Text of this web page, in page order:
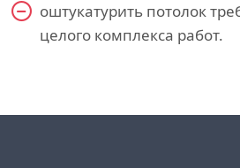
оштукатурить потолок
целого комплекса работ.